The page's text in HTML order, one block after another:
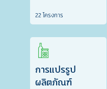
22 โครงการ
การแปรรูป
ผลิตภัณฑ์